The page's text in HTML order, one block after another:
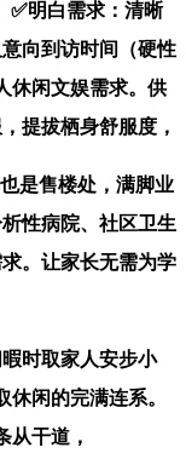
✅明白需求：清晰
向到访时间（硬性
休闲文娱需求。供
提拔栖身舒服度，
是售楼处，满脚业
性病院、社区卫生
。让家长无需为学
时取家人安步小
闲的完满连系。
从干道，